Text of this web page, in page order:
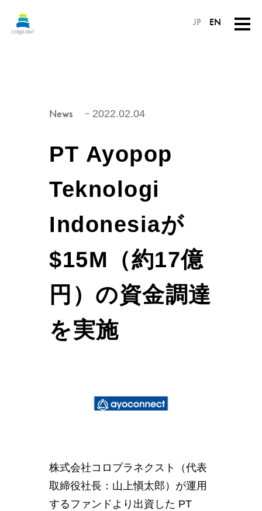
JP EN
News 2022.02.04
PT Ayopop
Teknologi
Indonesiaが
$15M（約17億
円）の資金調達
を実施
株式会社コロプラネクスト（代表
取締役社長：山上愼太郎）が運用
するファンドより出資した PT